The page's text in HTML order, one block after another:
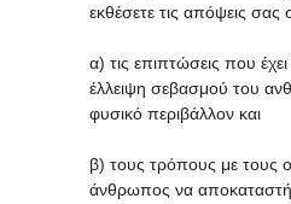
εκθέσετε τις απόψεις σας
α) τις επιπτώσεις που
έλλειψη σεβασμού του
φυσικό περιβάλλον και
β) τους τρόπους με τους
άνθρωπος να